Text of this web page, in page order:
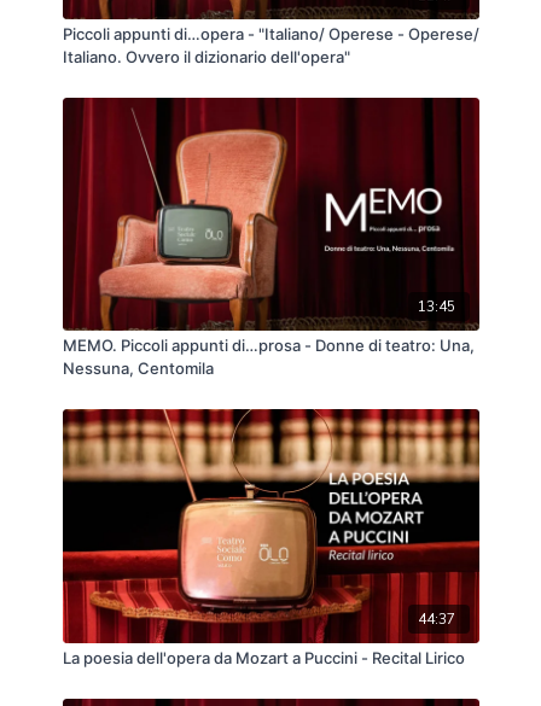
Piccoli appunti di…opera - "Italiano/ Operese - Operese/
Italiano. Ovvero il dizionario dell'opera"
13:45
MEMO. Piccoli appunti di…prosa - Donne di teatro: Una,
Nessuna, Centomila
44:37
La poesia dell'opera da Mozart a Puccini - Recital Lirico